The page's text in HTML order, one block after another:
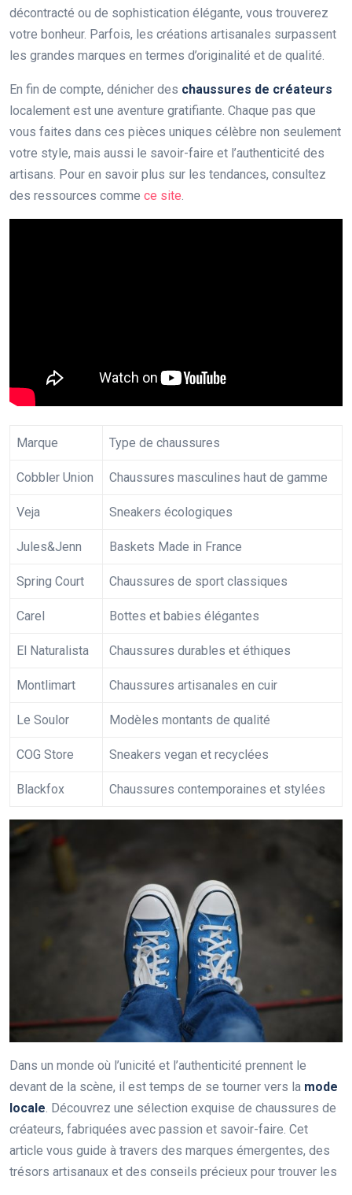
décontracté ou de sophistication élégante, vous trouverez
votre bonheur. Parfois, les créations artisanales surpassent
les grandes marques en termes d’originalité et de qualité.
En fin de compte, dénicher des chaussures de créateurs
localement est une aventure gratifiante. Chaque pas que
vous faites dans ces pièces uniques célèbre non seulement
votre style, mais aussi le savoir-faire et l’authenticité des
artisans. Pour en savoir plus sur les tendances, consultez
des ressources comme ce site
Marque Type de chaussures
Cobbler Union Chaussures masculines haut de gamme
Veja Sneakers écologiques
Jules&Jenn Baskets Made in France
Spring Court Chaussures de sport classiques
Carel Bottes et babies élégantes
El Naturalista Chaussures durables et éthiques
Montlimart Chaussures artisanales en cuir
Le Soulor Modèles montants de qualité
COG Store Sneakers vegan et recyclées
Blackfox Chaussures contemporaines et stylées
Dans un monde où l’unicité et l’authenticité prennent le
devant de la scène, il est temps de se tourner vers la mode
locale. Découvrez une sélection exquise de chaussures de
créateurs, fabriquées avec passion et savoir-faire. Cet
article vous guide à travers des marques émergentes, des
trésors artisanaux et des conseils précieux pour trouver les